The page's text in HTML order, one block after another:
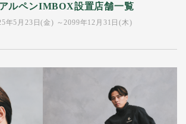
ルペンIMBOX設置店舗一覧
年5月23日(金) ～2099年12月31日(木)